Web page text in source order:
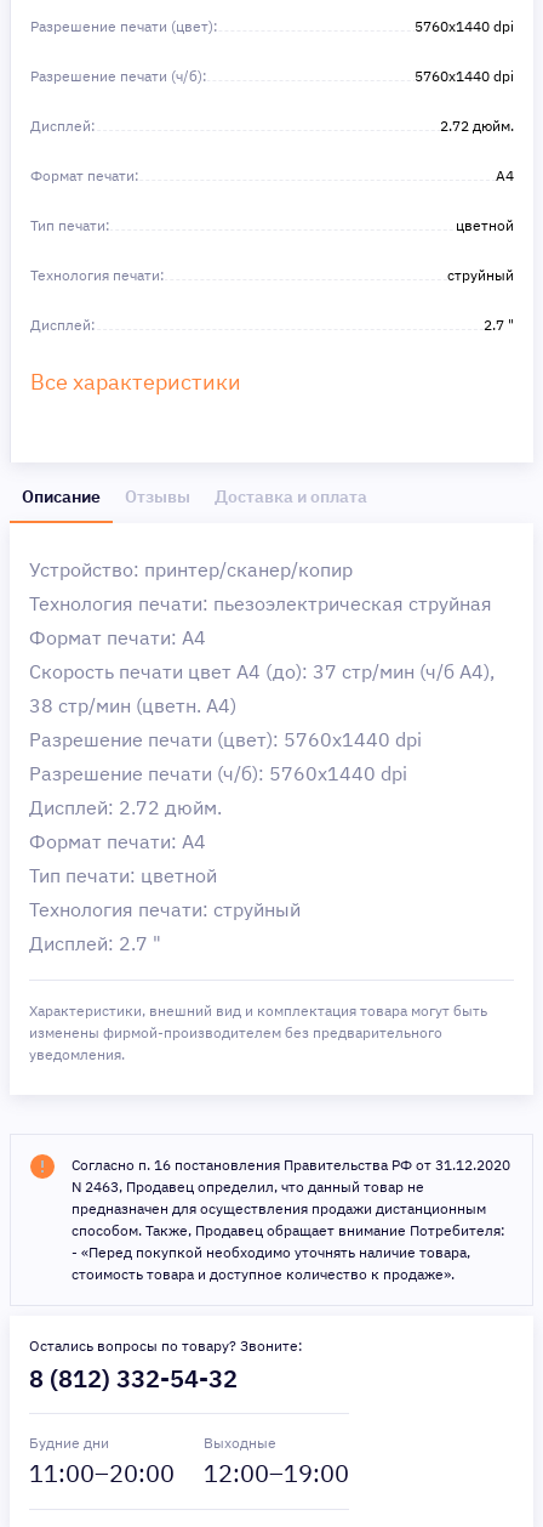
Разрешение печати (цвет): 5760x1440 dpi
Разрешение печати (ч/б): 5760x1440 dpi
Дисплей: 2.72 дюйм.
Формат печати: A4
Тип печати: цветной
Технология печати: струйный
Дисплей: 2.7 "
Все характеристики
Описание Отзывы Доставка и оплата
Устройство: принтер/сканер/копир
Технология печати: пьезоэлектрическая струйная
Формат печати: A4
Скорость печати цвет А4 (до): 37 стр/мин (ч/б А4),
38 стр/мин (цветн. А4)
Разрешение печати (цвет): 5760x1440 dpi
Разрешение печати (ч/б): 5760x1440 dpi
Дисплей: 2.72 дюйм.
Формат печати: A4
Тип печати: цветной
Технология печати: струйный
Дисплей: 2.7 "
Характеристики, внешний вид и комплектация товара могут быть
изменены фирмой-производителем без предварительного
уведомления.
Согласно п. 16 постановления Правительства РФ от 31.12.2020
N 2463, Продавец определил, что данный товар не
предназначен для осуществления продажи дистанционным
способом. Также, Продавец обращает внимание Потребителя:
- «Перед покупкой необходимо уточнять наличие товара,
стоимость товара и доступное количество к продаже».
Остались вопросы по товару? Звоните:
8 (812) 332-54-32
Будние дни
11:00–20:00
Выходные
12:00–19:00